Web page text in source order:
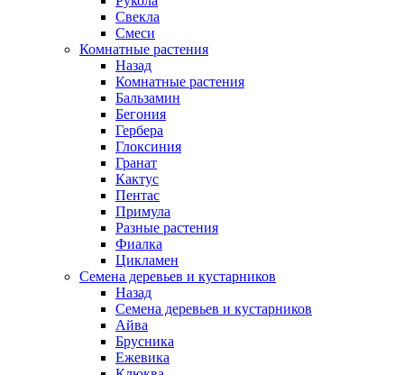
Свекла
Смеси
Комнатные растения
Назад
Комнатные растения
Бальзамин
Бегония
Гербера
Глоксиния
Гранат
Кактус
Пентас
Примула
Разные растения
Фиалка
Цикламен
Семена деревьев и кустарников
Назад
Семена деревьев и кустарников
Айва
Брусника
Ежевика